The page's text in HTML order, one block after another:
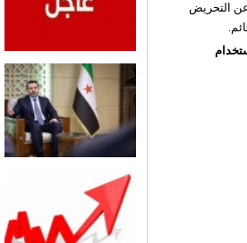
عن التحريض